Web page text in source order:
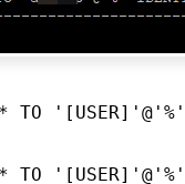
TO
TO '[USER]'@'%'